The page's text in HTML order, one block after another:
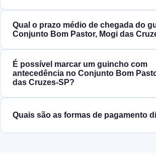
Qual o prazo médio de chegada do
Conjunto Bom Pastor, Mogi das
É possível marcar um guincho com
antecedência no Conjunto Bom
das Cruzes‑SP?
Quais são as formas de pagamento